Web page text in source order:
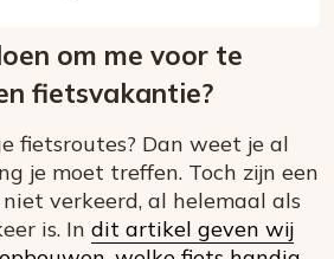
om me voor te
fietsvakantie?
fietsroutes? Dan weet je al
je moet treffen. Toch zijn een
verkeerd, al helemaal als
is. In dit artikel geven wij